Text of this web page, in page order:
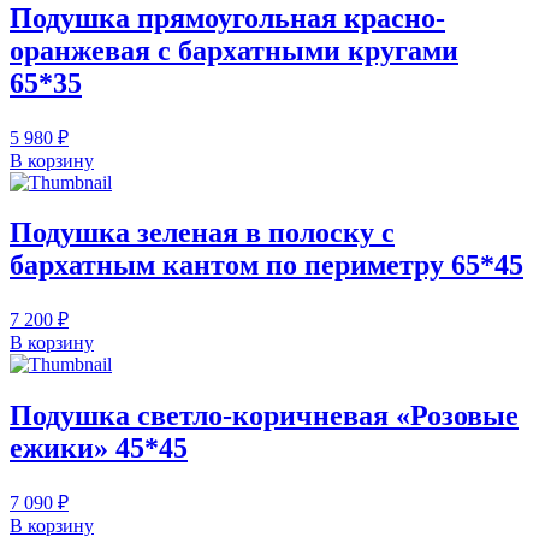
Подушка прямоугольная красно-
оранжевая c бархатными кругами
65*35
5 980 ₽
В корзину
Подушка зеленая в полоску с
бархатным кантом по периметру 65*45
7 200 ₽
В корзину
Подушка светло-коричневая «Розовые
ежики» 45*45
7 090 ₽
В корзину